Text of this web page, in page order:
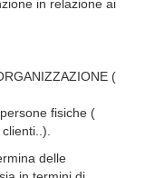
in relazione ai
(
fisiche (
delle